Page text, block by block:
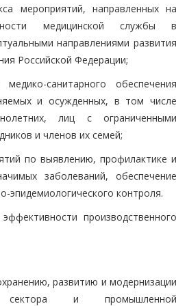
мероприятий, направленных на
медицинской службы в
направлениями развития
Российской Федерации;
санитарного обеспечения
и осужденных, в том числе
лиц с ограниченными
и членов их семей;
по выявлению, профилактике и
заболеваний, обеспечение
эпидемиологического контроля.
производственного
развитию и модернизации
сектора и промышленной